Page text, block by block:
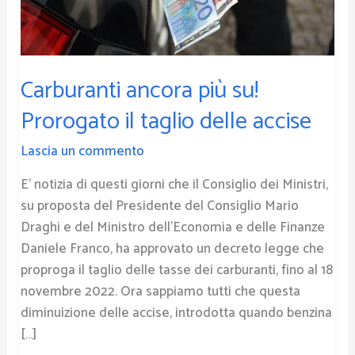
Carburanti ancora più su!
Prorogato il taglio delle accise
Lascia un commento
E’ notizia di questi giorni che il Consiglio dei Ministri,
su proposta del Presidente del Consiglio Mario
Draghi e del Ministro dell’Economia e delle Finanze
Daniele Franco, ha approvato un decreto legge che
proproga il taglio delle tasse dei carburanti, fino al 18
novembre 2022. Ora sappiamo tutti che questa
diminuizione delle accise, introdotta quando benzina
[…]
delle
accise